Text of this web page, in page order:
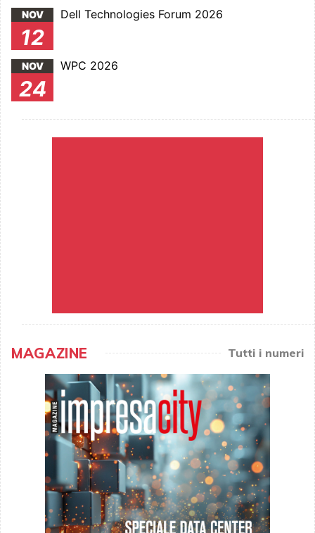
NOV
12
Dell Technologies Forum 2026
NOV
24
WPC 2026
MAGAZINE Tutti i numeri